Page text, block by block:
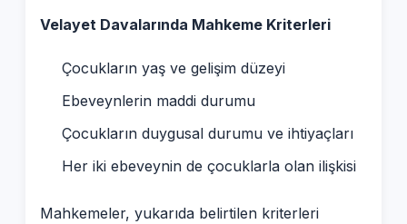
Velayet Davalarında Mahkeme Kriterleri
Çocukların yaş ve gelişim düzeyi
Ebeveynlerin maddi durumu
Çocukların duygusal durumu ve ihtiyaçları
Her iki ebeveynin de çocuklarla olan ilişkisi
Mahkemeler, yukarıda belirtilen kriterleri